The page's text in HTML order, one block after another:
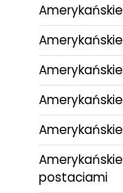
postaciami